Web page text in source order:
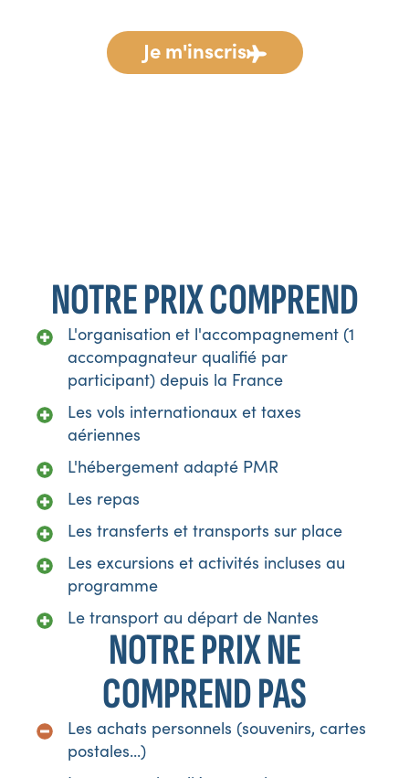
Je m'inscris
NOTRE PRIX COMPREND
L'organisation et l'accompagnement (1
accompagnateur qualifié par
participant) depuis la France
Les vols internationaux et taxes
aériennes
L'hébergement adapté PMR
Les repas
Les transferts et transports sur place
Les excursions et activités incluses au
programme
Le transport au départ de Nantes
NOTRE PRIX NE
COMPREND PAS
Les achats personnels (souvenirs, cartes
postales...)